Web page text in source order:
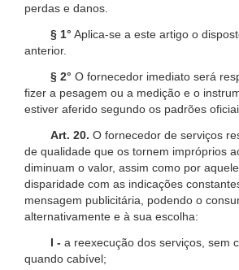
perdas e danos.
§ 1° Aplica-se a este artigo o
anterior.
§ 2° O fornecedor imediato será
fizer a pesagem ou a medição e o
estiver aferido segundo os padrões
Art. 20. O fornecedor de serviços
de qualidade que os tornem impróprios
diminuam o valor, assim como por
disparidade com as indicações
mensagem publicitária, podendo o
alternativamente e à sua escolha:
I - a reexecução dos serviços, sem
quando cabível;